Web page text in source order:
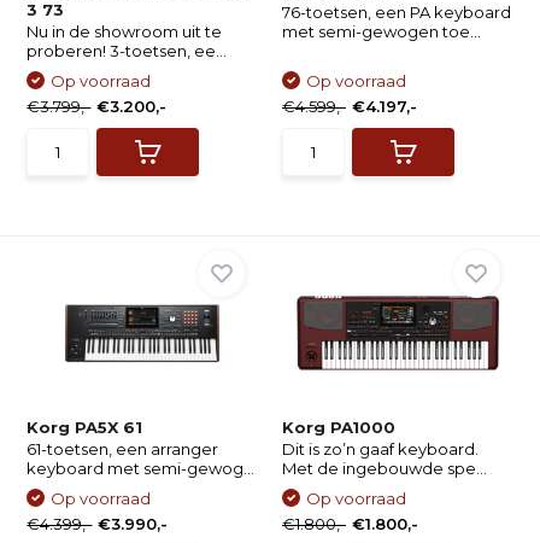
3 73
Nu in de showroom uit te
proberen! 3-toetsen, ee...
Op voorraad
€3.799,- €3.200,-
76-toetsen, een PA keyboard
met semi-gewogen toe...
Op voorraad
€4.599,- €4.197,-
Korg PA5X 61
61-toetsen, een arranger
keyboard met semi-gewog...
Op voorraad
€4.399,- €3.990,-
Korg PA1000
Dit is zo’n gaaf keyboard.
Met de ingebouwde spe...
Op voorraad
€1.800,- €1.800,-